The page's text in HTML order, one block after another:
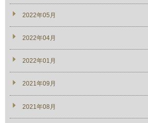
2022年05月
2022年04月
2022年01月
2021年09月
2021年08月